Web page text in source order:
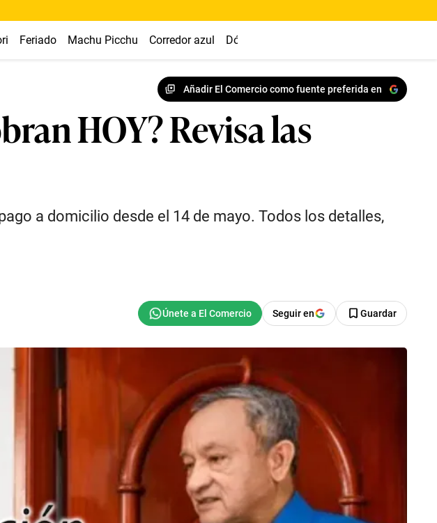
Feriado Machu Picchu Corredor azul Dólar
Añadir El Comercio como fuente preferida en
HOY? Revisa las
a domicilio desde el 14 de mayo. Todos los detalles,
Seguir en Guardar